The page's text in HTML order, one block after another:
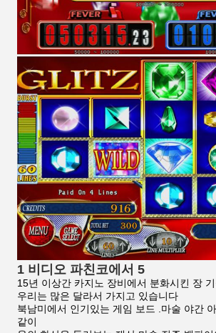
1 비디오 파친코에서 5
15년 이상간 카지노 장비에서 분화시킨 장
우리는 많은 달라서 가지고 있습니다
북남미에서 인기있는 게임 보드 .마술 야간
같이